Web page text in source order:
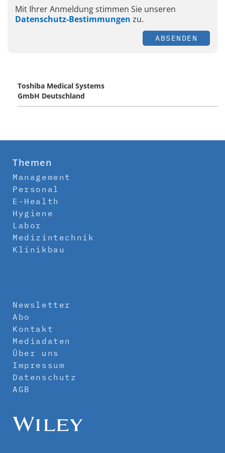
Mit Ihrer Anmeldung stimmen Sie unseren
Datenschutz-Bestimmungen zu.
ABSENDEN
Toshiba Medical Systems
GmbH Deutschland
Themen
Management
Personal
E-Health
Hygiene
Labor
Medizintechnik
Klinikbau
Newsletter
Abo
Kontakt
Mediadaten
Über uns
Impressum
Datenschutz
AGB